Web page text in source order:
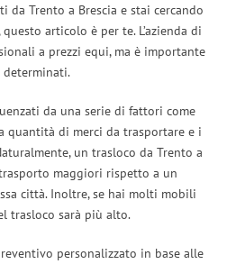
da Trento a Brescia e stai cercando
articolo è per te. L’azienda di
a prezzi equi, ma è importante
determinati.
da una serie di fattori come
quantità di merci da trasportare e i
un trasloco da Trento a
maggiori rispetto a un
città. Inoltre, se hai molti mobili
trasloco sarà più alto.
personalizzato in base alle